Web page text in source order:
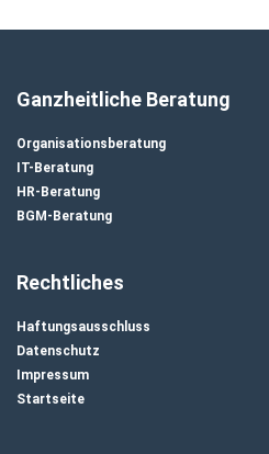
Ganzheitliche Beratung
Organisationsberatung
IT-Beratung
HR-Beratung
BGM-Beratung
Rechtliches
Haftungsausschluss
Datenschutz
Impressum
Startseite